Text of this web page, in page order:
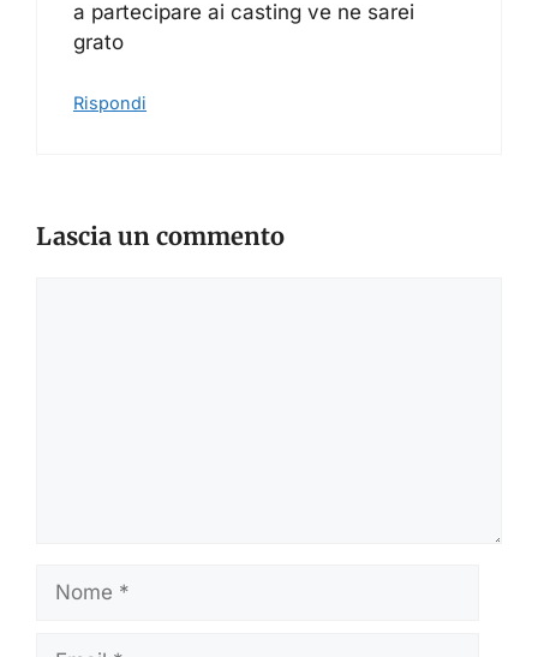
a partecipare ai casting ve ne sarei
grato
Rispondi
Lascia un commento